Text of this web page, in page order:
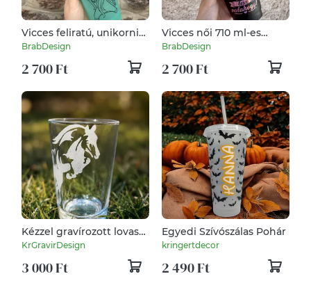
Vicces feliratú, unikornis
mintájú pohár
BrabDesign
2 700 Ft
Vicces női 710 ml-es
pohár tetővel és
szívószállal
BrabDesign
2 700 Ft
Kézzel gravírozott lovas
üvegpohár (300 ml) –
Mosogatógépben
mosható /
Kr.GravirDesign
KrGravirDesign
3 000 Ft
Egyedi Szívószálas Pohár
kringertdecor
2 490 Ft